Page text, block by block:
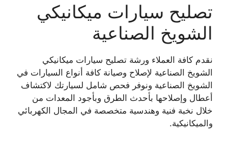
تصليح سيارات ميكانيكي
الشويخ الصناعية
نقدم كافة العملاء ورشة تصليح سيارات ميكانيكي
الشويخ الصناعية لإصلاح وصيانة كافة أنواع السيارات في
الشويخ الصناعية ونوفر فحص شامل لسيارتك لاكتشاف
أعطال وإصلاحها بأحدث الطرق وبأجود المعدات من
خلال نخبة فنية وهندسية متخصصة في المجال الكهربائي
والميكانيكية.